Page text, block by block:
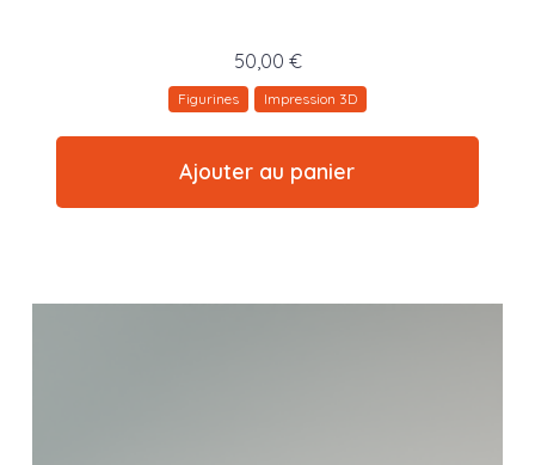
50,00 €
Figurines Impression 3D
Ajouter au panier